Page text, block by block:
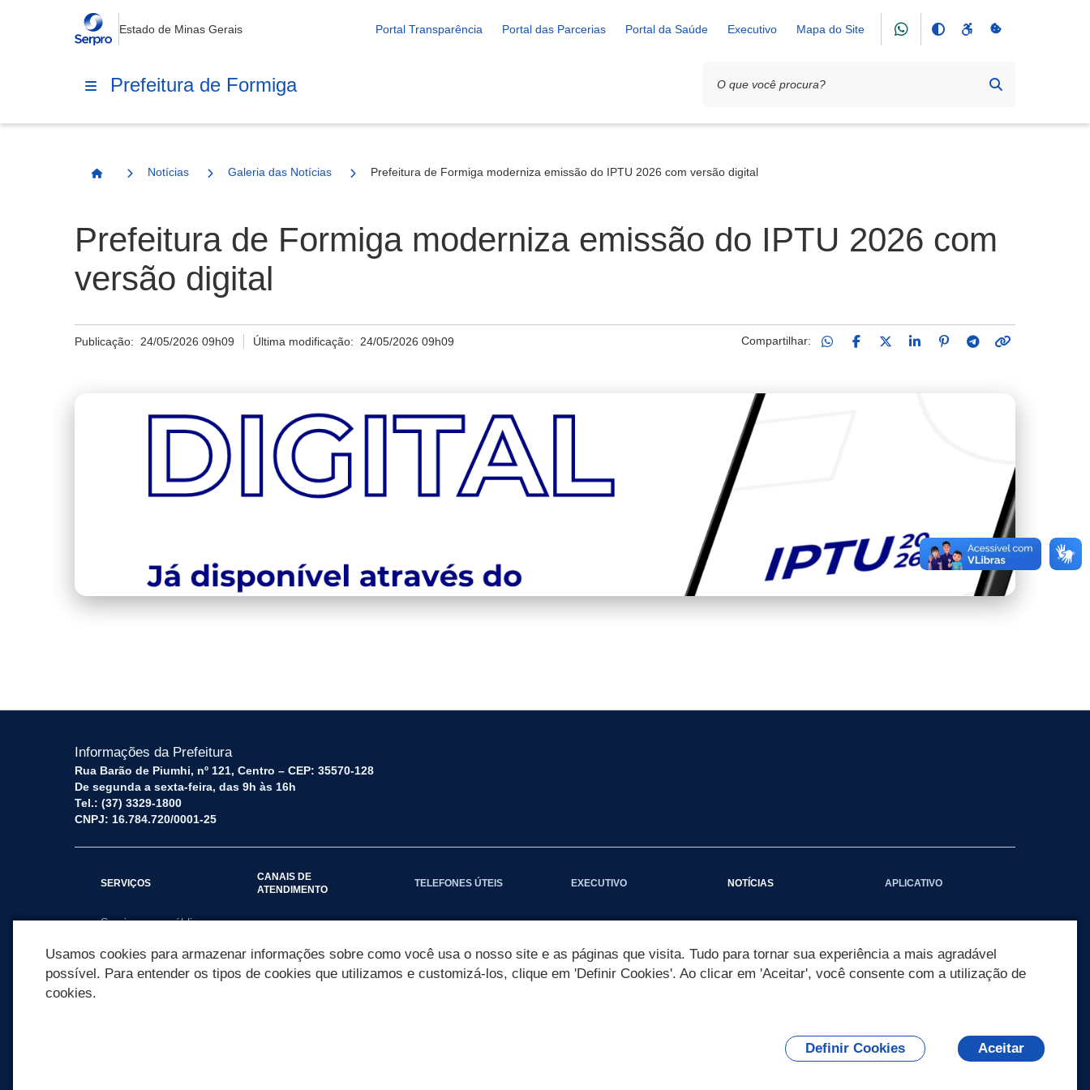
Estado de Minas Gerais Portal Transparência Portal das Parcerias Portal da Saúde Executivo Mapa do Site
Prefeitura de Formiga
Página Inicial
Notícias Galeria das Notícias Prefeitura de Formiga moderniza emissão do IPTU 2026 com versão digital
Prefeitura de Formiga moderniza emissão do IPTU 2026 com
versão digital
Publicação: 24/05/2026 09h09 Última modificação: 24/05/2026 09h09 Compartilhar:
Informações da Prefeitura
Rua Barão de Piumhi, nº 121, Centro – CEP: 35570-128
De segunda a sexta-feira, das 9h às 16h
Tel.: (37) 3329-1800
CNPJ: 16.784.720/0001-25
SERVIÇOS
Serviços por público
CANAIS DE
ATENDIMENTO
TELEFONES ÚTEIS EXECUTIVO NOTÍCIAS APLICATIVO
Usamos cookies para armazenar informações sobre como você usa o nosso site e as páginas que visita. Tudo para tornar sua experiência a mais agradável
possível. Para entender os tipos de cookies que utilizamos e customizá-los, clique em 'Definir Cookies'. Ao clicar em 'Aceitar', você consente com a utilização de
cookies.
Definir Cookies Aceitar